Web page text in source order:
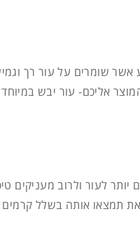
אשר שומרים על עור רך
אליכם- עור יבש במיוחד
לעור ולרוב מעניקים
תמצאו אותה בשלל קרמים